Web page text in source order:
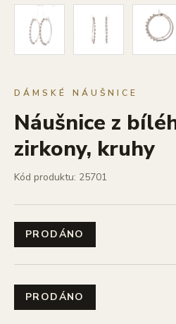
DÁMSKÉ NÁUŠNICE
Náušnice z
zirkony, kruhy
Kód produktu: 25701
PRODÁNO
PRODÁNO